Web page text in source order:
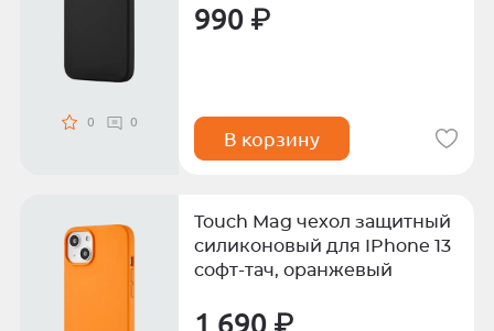
0 0
990 ₽
В корзину
Touch Mag чехол защитный
силиконовый для IPhone 13
софт-тач, оранжевый
1 690 ₽